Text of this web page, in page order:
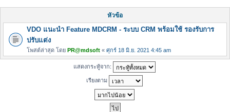
หัวข้อ
VDO แนะนำ Feature MDCRM - ระบบ CRM พร้อมใช้ รองรับการ
ปรับแต่ง
โพสต์ล่าสุด โดย PR@mdsoft « ศุกร์ 18 มิ.ย. 2021 4:45 am
แสดงกระทู้จาก:
เรียงตาม